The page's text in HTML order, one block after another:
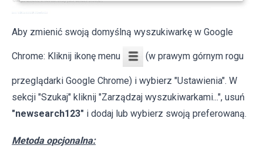
Aby zmienić swoją domyślną wyszukiwarkę w Google
Chrome: Kliknij ikonę menu (w prawym górnym rogu
przeglądarki Google Chrome) i wybierz "Ustawienia". W
sekcji "Szukaj" kliknij "Zarządzaj wyszukiwarkami...", usuń
"newsearch123" i dodaj lub wybierz swoją preferowaną.
Metoda opcjonalna: